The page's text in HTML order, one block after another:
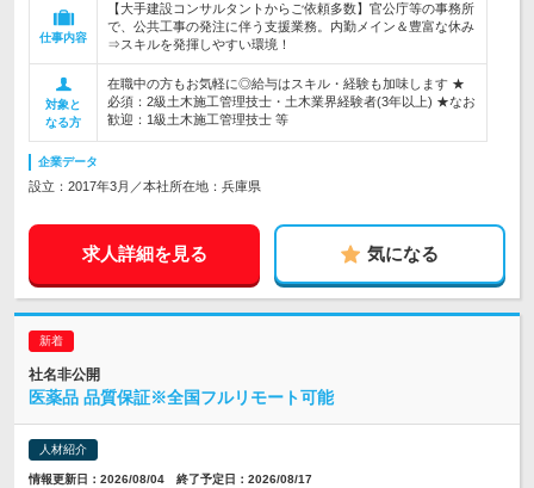
仕事内容
【大手建設コンサルタントからご依頼多数】官公庁等の事務所
で、公共工事の発注に伴う支援業務。内勤メイン＆豊富な休み
⇒スキルを発揮しやすい環境！
対象と
なる方
在職中の方もお気軽に◎給与はスキル・経験も加味します ★
必須：2級土木施工管理技士・土木業界経験者(3年以上) ★なお
歓迎：1級土木施工管理技士 等
企業データ
設立：2017年3月／本社所在地：兵庫県
求人詳細を見る 気になる
社名非公開
医薬品 品質保証※全国フルリモート可能
人材紹介
情報更新日：2026/08/04 終了予定日：2026/08/17